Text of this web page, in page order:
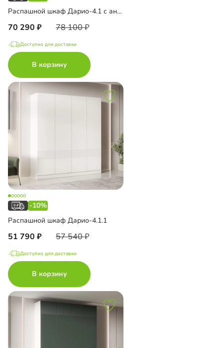
Распашной шкаф Дарио-4.1 с антресолью
70 290 78 100
Доступно для доставки
В корзину
-10%
Распашной шкаф Дарио-4.1.1
51 790 57 540
Доступно для доставки
В корзину